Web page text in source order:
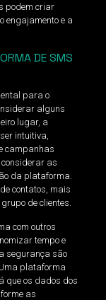
podem criar
engajamento e a
DE SMS
para o
alguns
lugar, a
intuitiva,
campanhas
as
da plataforma.
contatos, mais
de clientes.
com outros
tempo e
segurança são
plataforma
que os dados dos
as